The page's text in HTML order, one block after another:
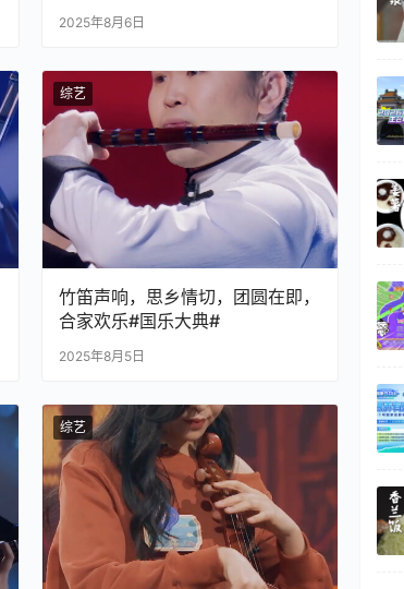
2025年8月6日
综艺
竹笛声响，思乡情切，团圆在即，
合家欢乐#国乐大典#
2025年8月5日
综艺